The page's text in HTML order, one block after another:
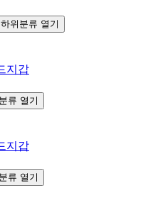
위분류 열기
지갑
류 열기
지갑
류 열기